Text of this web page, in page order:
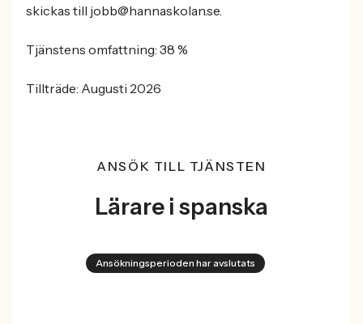
skickas till jobb@hannaskolan.se.
Tjänstens omfattning: 38 %
Tillträde: Augusti 2026
ANSÖK TILL TJÄNSTEN
Lärare i spanska
Ansökningsperioden har avslutats